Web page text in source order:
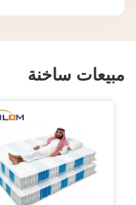
مبيعات ساخنة